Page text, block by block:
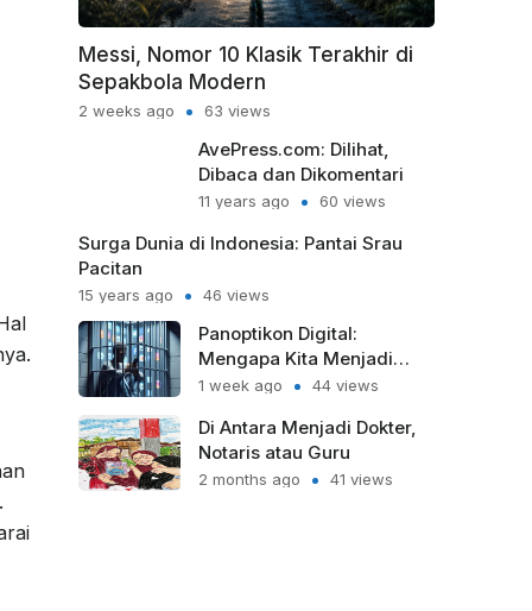
Messi, Nomor 10 Klasik Terakhir di
Sepakbola Modern
2 weeks ago 63 views
AvePress.com: Dilihat,
Dibaca dan Dikomentari
11 years ago 60 views
Surga Dunia di Indonesia: Pantai Srau
Pacitan
15 years ago 46 views
Panoptikon Digital:
Mengapa Kita Menjadi
Sipir Penjara bagi Diri
1 week ago 44 views
Di Antara Menjadi Dokter,
Notaris atau Guru
2 months ago 41 views